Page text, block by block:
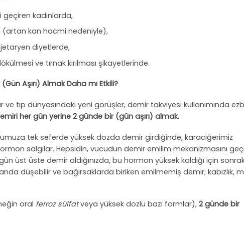
kadınlarda,
(artan kan hacmi nedeniyle),
diyetlerde,
ve tırnak kırılması şikayetlerinde.
Aşırı) Almak Daha mı Etkili?
ve tıp dünyasındaki yeni görüşler, demir takviyesi kullanımında
her gün yerine 2 günde bir (gün aşırı) almak.
tek seferde yüksek dozda demir girdiğinde, karaciğerimiz
salgılar. Hepsidin, vücudun demir emilim mekanizmasını
üst üste demir aldığınızda, bu hormon yüksek kaldığı için
düşebilir ve bağırsaklarda biriken emilmemiş demir; kabızlık,
oral ferroz sülfatveya yüksek dozlu bazı formlar), 2 günde bir